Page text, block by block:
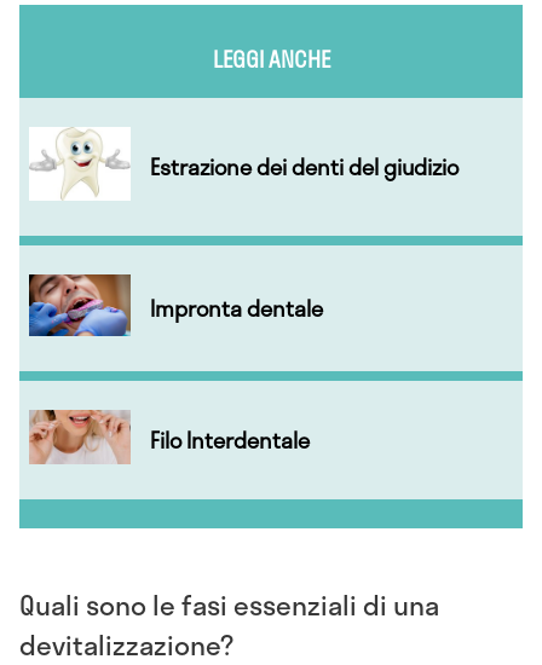
LEGGI ANCHE
Estrazione dei denti del giudizio
Impronta dentale
Filo Interdentale
Quali sono le fasi essenziali di una
devitalizzazione?